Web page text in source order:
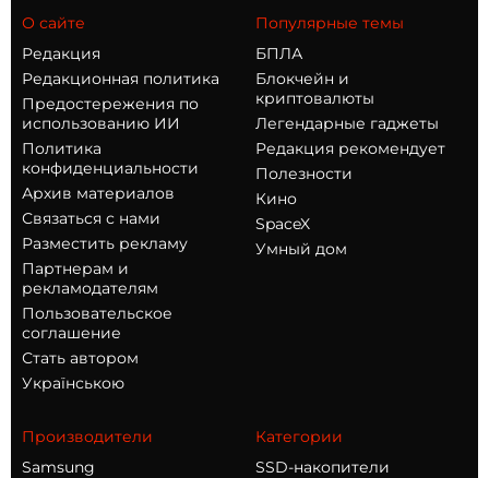
О сайте
Редакция
Редакционная политика
Предостережения по
использованию ИИ
Политика
конфиденциальности
Архив материалов
Связаться с нами
Разместить рекламу
Партнерам и
рекламодателям
Пользовательское
соглашение
Стать автором
Українською
Популярные темы
БПЛА
Блокчейн и
криптовалюты
Легендарные гаджеты
Редакция рекомендует
Полезности
Кино
SpaceX
Умный дом
Производители
Samsung
Категории
SSD-накопители